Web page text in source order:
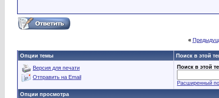
«
Опции темы Поиск в этой
Версия для печати
Отправить на Email
Поиск в этой
Расширенный
Опции просмотра